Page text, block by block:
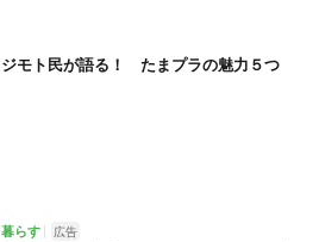
ジモト民が語る！ たまプラの魅力５つ
暮らす 広告